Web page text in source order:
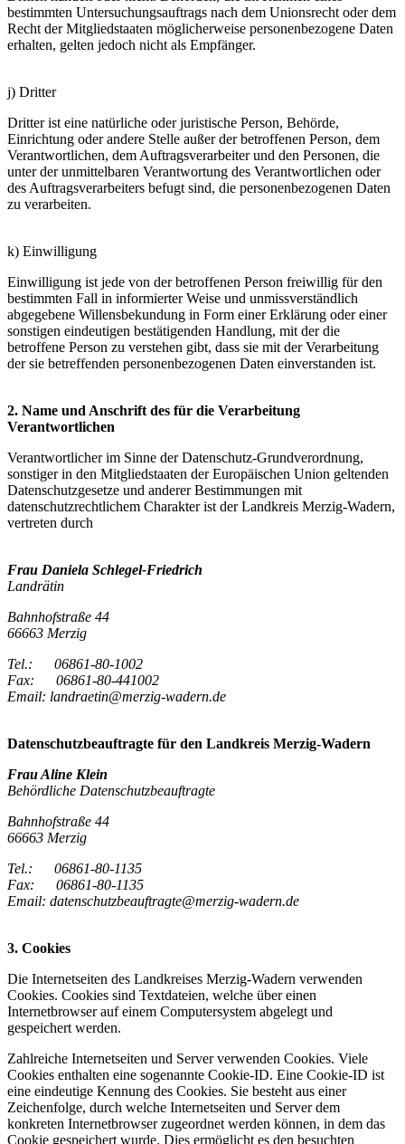
bestimmten Untersuchungsauftrags nach dem Unionsrecht oder dem
Recht der Mitgliedstaaten möglicherweise personenbezogene Daten
erhalten, gelten jedoch nicht als Empfänger.
j) Dritter
Dritter ist eine natürliche oder juristische Person, Behörde,
Einrichtung oder andere Stelle außer der betroffenen Person, dem
Verantwortlichen, dem Auftragsverarbeiter und den Personen, die
unter der unmittelbaren Verantwortung des Verantwortlichen oder
des Auftragsverarbeiters befugt sind, die personenbezogenen Daten
zu verarbeiten.
k) Einwilligung
Einwilligung ist jede von der betroffenen Person freiwillig für den
bestimmten Fall in informierter Weise und unmissverständlich
abgegebene Willensbekundung in Form einer Erklärung oder einer
sonstigen eindeutigen bestätigenden Handlung, mit der die
betroffene Person zu verstehen gibt, dass sie mit der Verarbeitung
der sie betreffenden personenbezogenen Daten einverstanden ist.
2. Name und Anschrift des für die Verarbeitung
Verantwortlichen
Verantwortlicher im Sinne der Datenschutz-Grundverordnung,
sonstiger in den Mitgliedstaaten der Europäischen Union geltenden
Datenschutzgesetze und anderer Bestimmungen mit
datenschutzrechtlichem Charakter ist der Landkreis Merzig-Wadern,
vertreten durch
Frau Daniela Schlegel-Friedrich
Landrätin
Bahnhofstraße 44
66663 Merzig
Tel.: 06861-80-1002
Fax: 06861-80-441002
Email: landraetin@merzig-wadern.de
Datenschutzbeauftragte für den Landkreis Merzig-Wadern
Frau Aline Klein
Behördliche Datenschutzbeauftragte
Bahnhofstraße 44
66663 Merzig
Tel.: 06861-80-1135
Fax: 06861-80-1135
Email: datenschutzbeauftragte@merzig-wadern.de
3. Cookies
Die Internetseiten des Landkreises Merzig-Wadern verwenden
Cookies. Cookies sind Textdateien, welche über einen
Internetbrowser auf einem Computersystem abgelegt und
gespeichert werden.
Zahlreiche Internetseiten und Server verwenden Cookies. Viele
Cookies enthalten eine sogenannte Cookie-ID. Eine Cookie-ID ist
eine eindeutige Kennung des Cookies. Sie besteht aus einer
Zeichenfolge, durch welche Internetseiten und Server dem
konkreten Internetbrowser zugeordnet werden können, in dem das
Cookie gespeichert wurde. Dies ermöglicht es den besuchten